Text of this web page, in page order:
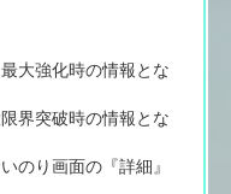
大強化時の情報とな
界突破時の情報とな
のり画面の『詳細』